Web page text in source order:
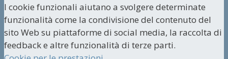
I cookie funzionali aiutano a svolgere determinate
funzionalità come la condivisione del contenuto del
sito Web su piattaforme di social media, la raccolta di
feedback e altre funzionalità di terze parti.